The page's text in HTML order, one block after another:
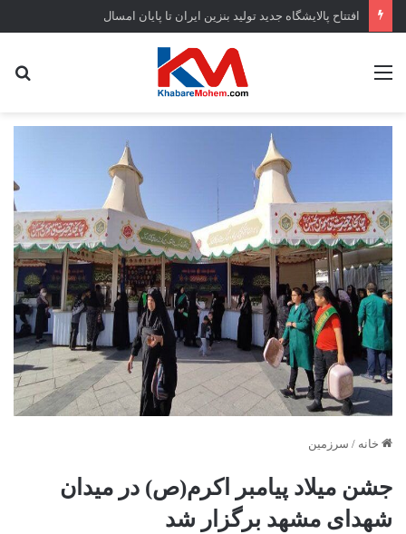
افتتاح ‌پالایشگاه جدید تولید بنزین ایران تا پایان امسال
منو
خانه / سرزمین
جشن میلاد پیامبر اکرم(ص) در میدان
شهدای مشهد برگزار شد